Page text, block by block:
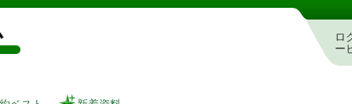
図書館 蔵書検索・予約システム
ロ
ー